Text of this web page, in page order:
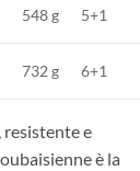
548 g 5+1
732 g 6+1
resistente e
è la